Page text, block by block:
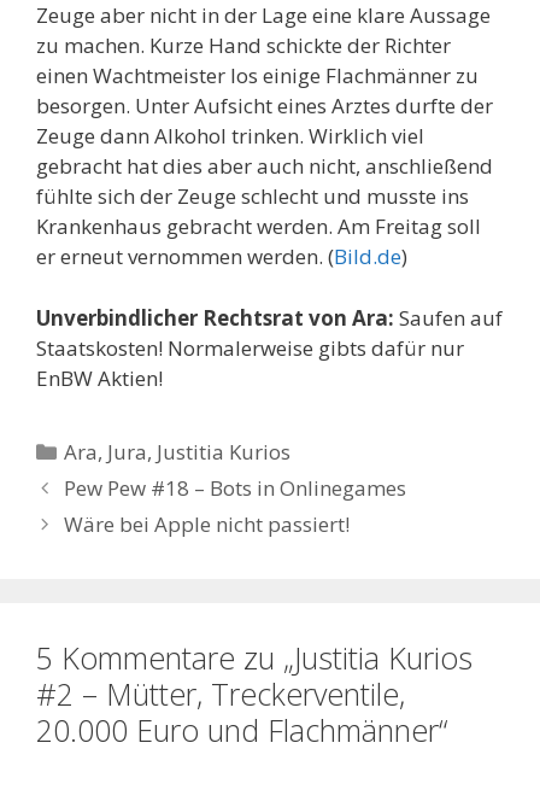
Zeuge aber nicht in der Lage eine klare Aussage
zu machen. Kurze Hand schickte der Richter
einen Wachtmeister los einige Flachmänner zu
besorgen. Unter Aufsicht eines Arztes durfte der
Zeuge dann Alkohol trinken. Wirklich viel
gebracht hat dies aber auch nicht, anschließend
fühlte sich der Zeuge schlecht und musste ins
Krankenhaus gebracht werden. Am Freitag soll
er erneut vernommen werden. (Bild.de)
Unverbindlicher Rechtsrat von Ara: Saufen auf
Staatskosten! Normalerweise gibts dafür nur
EnBW Aktien!
Kategorien
Ara, Jura, Justitia Kurios
Pew Pew #18 – Bots in Onlinegames
Wäre bei Apple nicht passiert!
5 Kommentare zu „Justitia Kurios
#2 – Mütter, Treckerventile,
20.000 Euro und Flachmänner“